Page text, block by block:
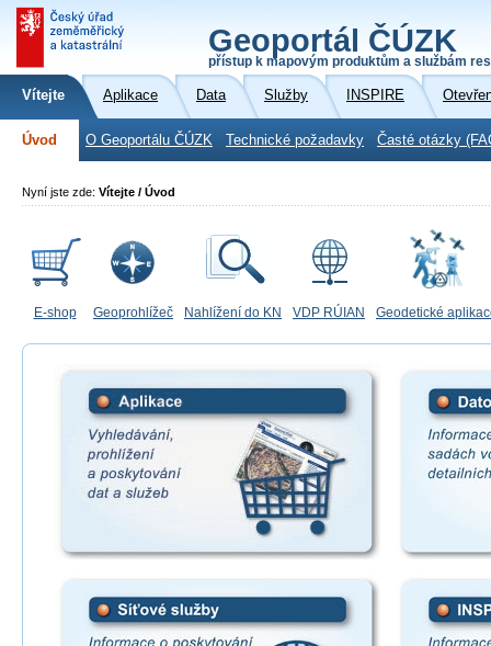
Geoportál ČÚZK
přístup k mapovým produktům a službám
Vítejte Aplikace Data Služby INSPIRE
Úvod O Geoportálu ČÚZK Technické požadavky Časté otázky
Nyní jste zde: Vítejte / Úvod
E-shop Geoprohlížeč Nahlížení do KN VDP RÚIAN Geodetické